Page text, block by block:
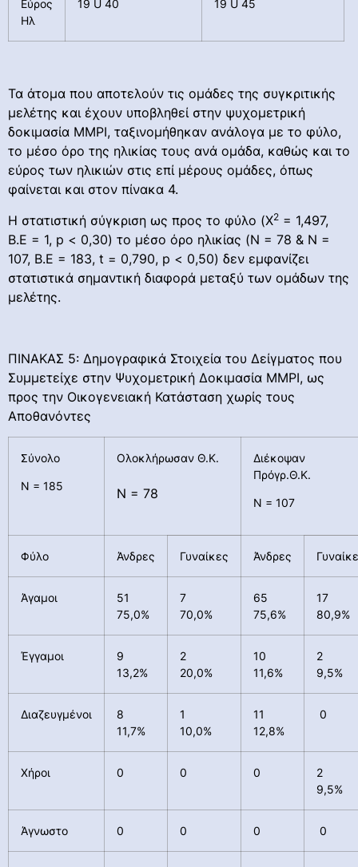
Εύρος
Ηλ
19 Û 40 19 Û 45
Τα άτομα που αποτελούν τις ομάδες της συγκριτικής
μελέτης και έχουν υποβληθεί στην ψυχομετρική
δοκιμασία ΜΜΡΙ, ταξινομήθηκαν ανάλογα με το φύλο,
το μέσο όρο της ηλικίας τους ανά ομάδα, καθώς και το
εύρος των ηλικιών στις επί μέρους ομάδες, όπως
φαίνεται και στον πίνακα 4.
Η στατιστική σύγκριση ως προς το φύλο (Χ2 = 1,497,
Β.Ε = 1, p < 0,30) το μέσο όρο ηλικίας (N = 78 & N =
107, B.E = 183, t = 0,790, p < 0,50) δεν εμφανίζει
στατιστικά σημαντική διαφορά μεταξύ των ομάδων της
μελέτης.
ΠΙΝΑΚΑΣ 5: Δημογραφικά Στοιχεία του Δείγματος που
Συμμετείχε στην Ψυχομετρική Δοκιμασία ΜΜΡΙ, ως
προς την Οικογενειακή Κατάσταση χωρίς τους
Αποθανόντες
Σύνολο
Ν = 185
Ολοκλήρωσαν Θ.Κ.
Ν = 78
Διέκοψαν
Πρόγρ.Θ.Κ.
Ν = 107
Φύλο Άνδρες Γυναίκες Άνδρες
Άγαμοι
51
75,0%
7
70,0%
65
75,6%
17
80,9%
Έγγαμοι
9
13,2%
2
20,0%
10
11,6%
2
9,5%
Διαζευγμένοι
8
11,7%
1
10,0%
11
12,8%
0
Χήροι 0 0 0
2
9,5%
Άγνωστο 0 0 0 0